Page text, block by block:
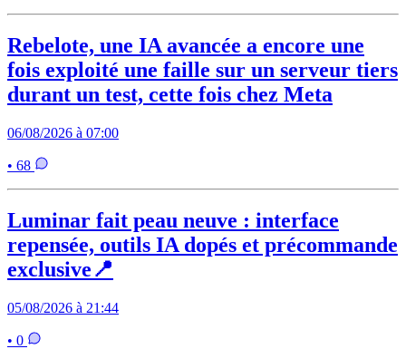
Rebelote, une IA avancée a encore une
fois exploité une faille sur un serveur tiers
durant un test, cette fois chez Meta
06/08/2026 à 07:00
• 68
Luminar fait peau neuve : interface
repensée, outils IA dopés et précommande
exclusive📍
05/08/2026 à 21:44
• 0